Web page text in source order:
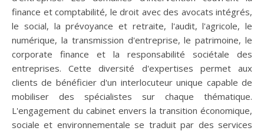
finance et comptabilité, le droit avec des avocats intégrés,
le social, la prévoyance et retraite, l'audit, l'agricole, le
numérique, la transmission d'entreprise, le patrimoine, le
corporate finance et la responsabilité sociétale des
entreprises. Cette diversité d'expertises permet aux
clients de bénéficier d'un interlocuteur unique capable de
mobiliser des spécialistes sur chaque thématique.
L'engagement du cabinet envers la transition économique,
sociale et environnementale se traduit par des services